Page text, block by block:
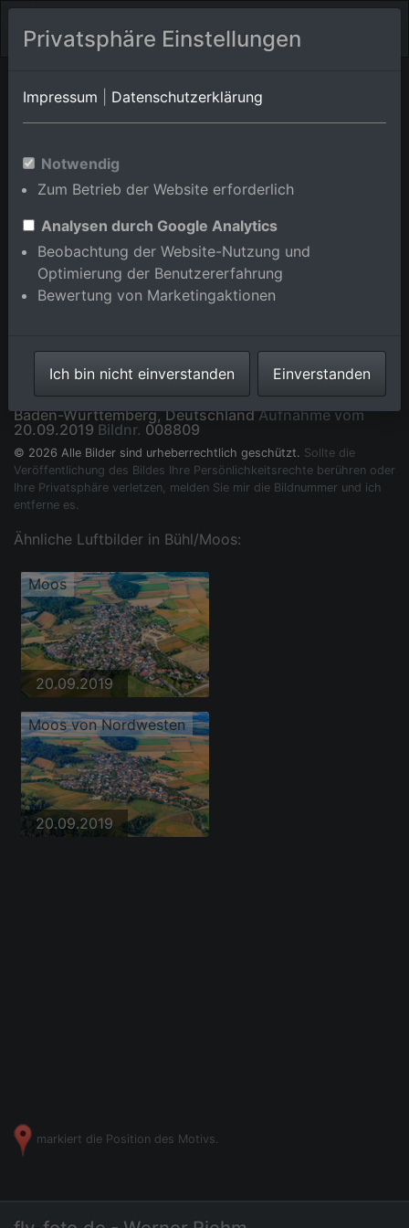
Orts-Album von Bühl/Moos
Württemberg,Deutschland
Im Shop bestellen
Pfarrkirche im Ortsteil Moos in Bühl im Bundesland
Baden-Württemberg, DeutschlandAufnahme vom
20.09.2019 Bildnr. 008809
© 2026 Alle Bilder sind urheberrechtlich geschützt. Sollte die
Veröffentlichung des Bildes Ihre Persönlichkeitsrechte berühren oder
Ihre Privatsphäre verletzen, melden Sie mir die Bildnummer und ich
entferne es.
Ähnliche Luftbilder in Bühl/Moos:
Moos
20.09.2019
Moos von Nordwesten
20.09.2019
markiert die Position des Motivs.
Privatsphäre Einstellungen
Impressum Datenschutzerklärung
Notwendig
Zum Betrieb der Website erforderlich
Analysen durch Google Analytics
Beobachtung der Website-Nutzung und
Optimierung der Benutzererfahrung
Bewertung von Marketingaktionen
Ich bin nicht einverstanden Einverstanden